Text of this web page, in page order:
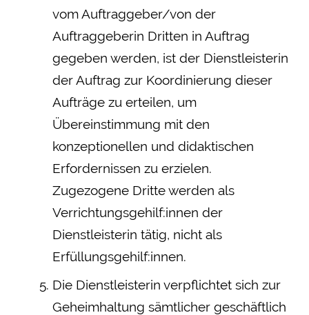
vom Auftraggeber/von der
Auftraggeberin Dritten in Auftrag
gegeben werden, ist der Dienstleisterin
der Auftrag zur Koordinierung dieser
Aufträge zu erteilen, um
Übereinstimmung mit den
konzeptionellen und didaktischen
Erfordernissen zu erzielen.
Zugezogene Dritte werden als
Verrichtungsgehilf:innen der
Dienstleisterin tätig, nicht als
Erfüllungsgehilf:innen.
Die Dienstleisterin verpflichtet sich zur
Geheimhaltung sämtlicher geschäftlich